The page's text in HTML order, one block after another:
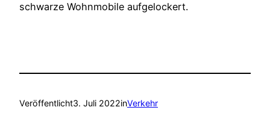
schwarze Wohnmobile aufgelockert.
Veröffentlicht3. Juli 2022inVerkehr